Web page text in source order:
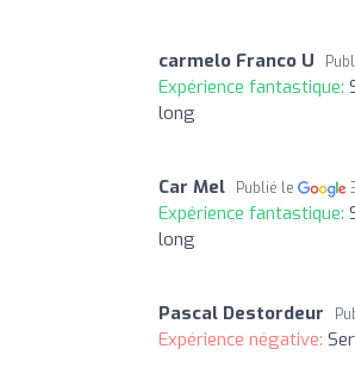
carmelo Franco U
Expérience fantastique:
long
Car Mel Publié le
Expérience fantastique:
long
Pascal Destordeur
Expérience négative: